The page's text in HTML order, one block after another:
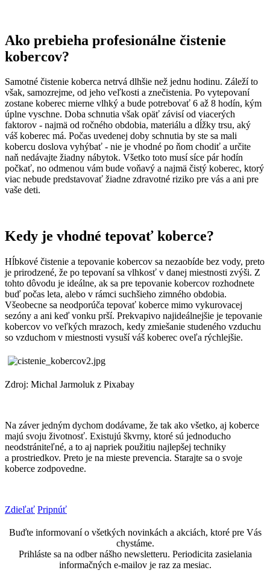
Ako prebieha profesionálne čistenie
kobercov?
Samotné čistenie koberca netrvá dlhšie než jednu hodinu. Záleží to
však, samozrejme, od jeho veľkosti a znečistenia. Po vytepovaní
zostane koberec mierne vlhký a bude potrebovať 6 až 8 hodín, kým
úplne vyschne. Doba schnutia však opäť závisí od viacerých
faktorov - najmä od ročného obdobia, materiálu a dĺžky trsu, aký
váš koberec má. Počas uvedenej doby schnutia by ste sa mali
kobercu doslova vyhýbať - nie je vhodné po ňom chodiť a určite
naň nedávajte žiadny nábytok. Všetko toto musí síce pár hodín
počkať, no odmenou vám bude voňavý a najmä čistý koberec, ktorý
viac nebude predstavovať žiadne zdravotné riziko pre vás a ani pre
vaše deti.
Kedy je vhodné tepovať koberce?
Hĺbkové čistenie a tepovanie kobercov sa nezaobíde bez vody, preto
je prirodzené, že po tepovaní sa vlhkosť v danej miestnosti zvýši. Z
tohto dôvodu je ideálne, ak sa pre tepovanie kobercov rozhodnete
buď počas leta, alebo v rámci suchšieho zimného obdobia.
Všeobecne sa neodporúča tepovať koberce mimo vykurovacej
sezóny a ani keď vonku prší. Prekvapivo najideálnejšie je tepovanie
kobercov vo veľkých mrazoch, kedy zmiešanie studeného vzduchu
so vzduchom v miestnosti vysuší váš koberec oveľa rýchlejšie.
Zdroj: Michal Jarmoluk z Pixabay
Na záver jedným dychom dodávame, že tak ako všetko, aj koberce
majú svoju životnosť. Existujú škvrny, ktoré sú jednoducho
neodstrániteľné, a to aj napriek použitiu najlepšej techniky
a prostriedkov. Preto je na mieste prevencia. Starajte sa o svoje
koberce zodpovedne.
Zdieľať Pripnúť
Buďte informovaní o všetkých novinkách a akciách, ktoré pre Vás
chystáme.
Prihláste sa na odber nášho newsletteru. Periodicita zasielania
informačných e-mailov je raz za mesiac.